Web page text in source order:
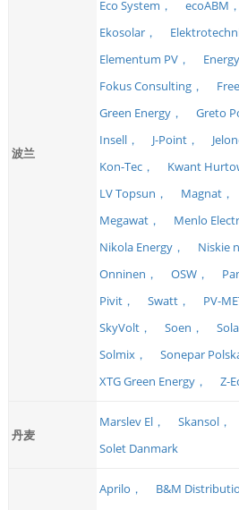
波兰
Eco System，
ecoABM，
Ekosolar，
Elementum PV，
Fokus Consulting，
Green Energy，
Greto
Insell，
J-Point，
Kon-Tec，
Kwant
LV Topsun，
Magnat，
Megawat，
Menlo
Nikola Energy，
Niskie
Onninen，
OSW，
Pivit，
Swatt， PV-
SkyVolt，
Soen，
Solmix，
Sonepar
XTG Green Energy，
Z-
丹麦
Marslev El， Skansol，
Solet Danmark
Aprilo，
B&M